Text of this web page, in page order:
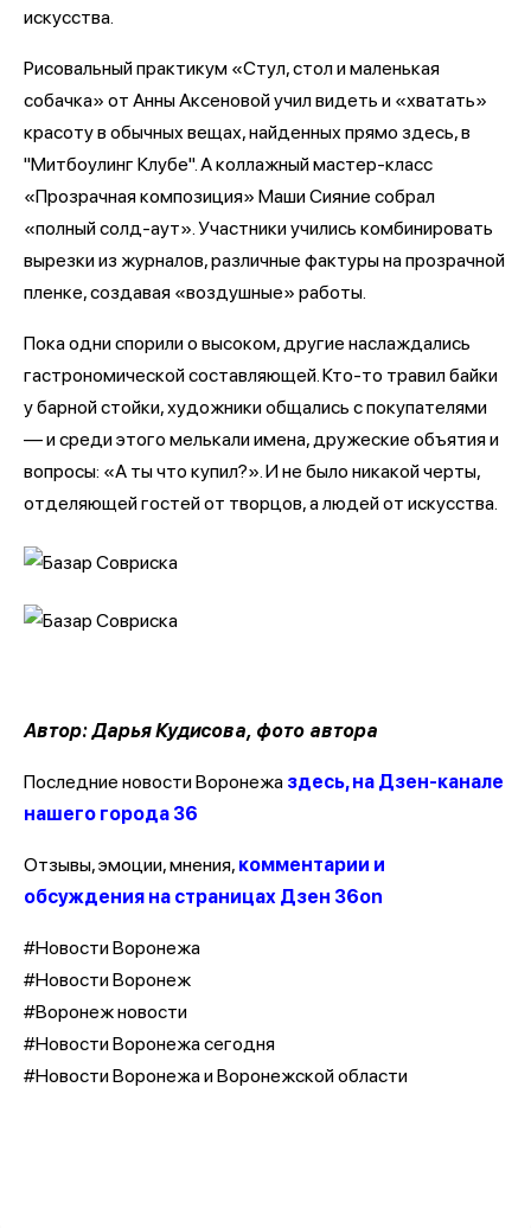
искусства.
Рисовальный практикум «Стул, стол и маленькая
собачка» от Анны Аксеновой учил видеть и «хватать»
красоту в обычных вещах, найденных прямо здесь, в
"Митбоулинг Клубе". А коллажный мастер-класс
«Прозрачная композиция» Маши Сияние собрал
«полный солд-аут». Участники учились комбинировать
вырезки из журналов, различные фактуры на прозрачной
пленке, создавая «воздушные» работы.
Пока одни спорили о высоком, другие наслаждались
гастрономической составляющей. Кто-то травил байки
у барной стойки, художники общались с покупателями
— и среди этого мелькали имена, дружеские объятия и
вопросы: «А ты что купил?». И не было никакой черты,
отделяющей гостей от творцов, а людей от искусства.
Автор: Дарья Кудисова, фото автора
Последние новости Воронежа здесь, на Дзен-канале
нашего города 36
Отзывы, эмоции, мнения, комментарии и
обсуждения на страницах Дзен 36on
#Новости Воронежа
#Новости Воронеж
#Воронеж новости
#Новости Воронежа сегодня
#Новости Воронежа и Воронежской области